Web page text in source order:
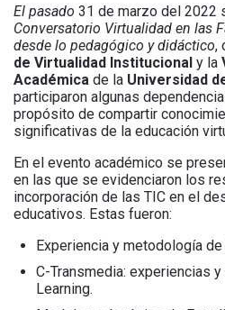
El pasado 31 de marzo del 2022
Conversatorio Virtualidad en las
desde lo pedagógico y didáctico,
de Virtualidad Institucional y la
Académica de la Universidad
participaron algunas
propósito de compartir
significativas de la educación
En el evento académico se
en las que se evidenciaron los
incorporación de las TIC en el
educativos. Estas fueron:
Experiencia y metodología
C-Transmedia: experiencias
Learning.